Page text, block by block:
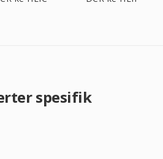
spesifik